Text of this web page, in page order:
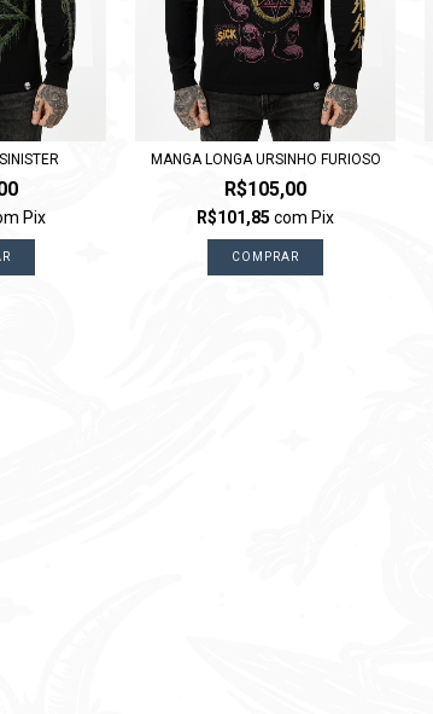
Pix
MANGA LONGA URSINHO FURIOSO
R$105,00
R$101,85com Pix
COMPRAR